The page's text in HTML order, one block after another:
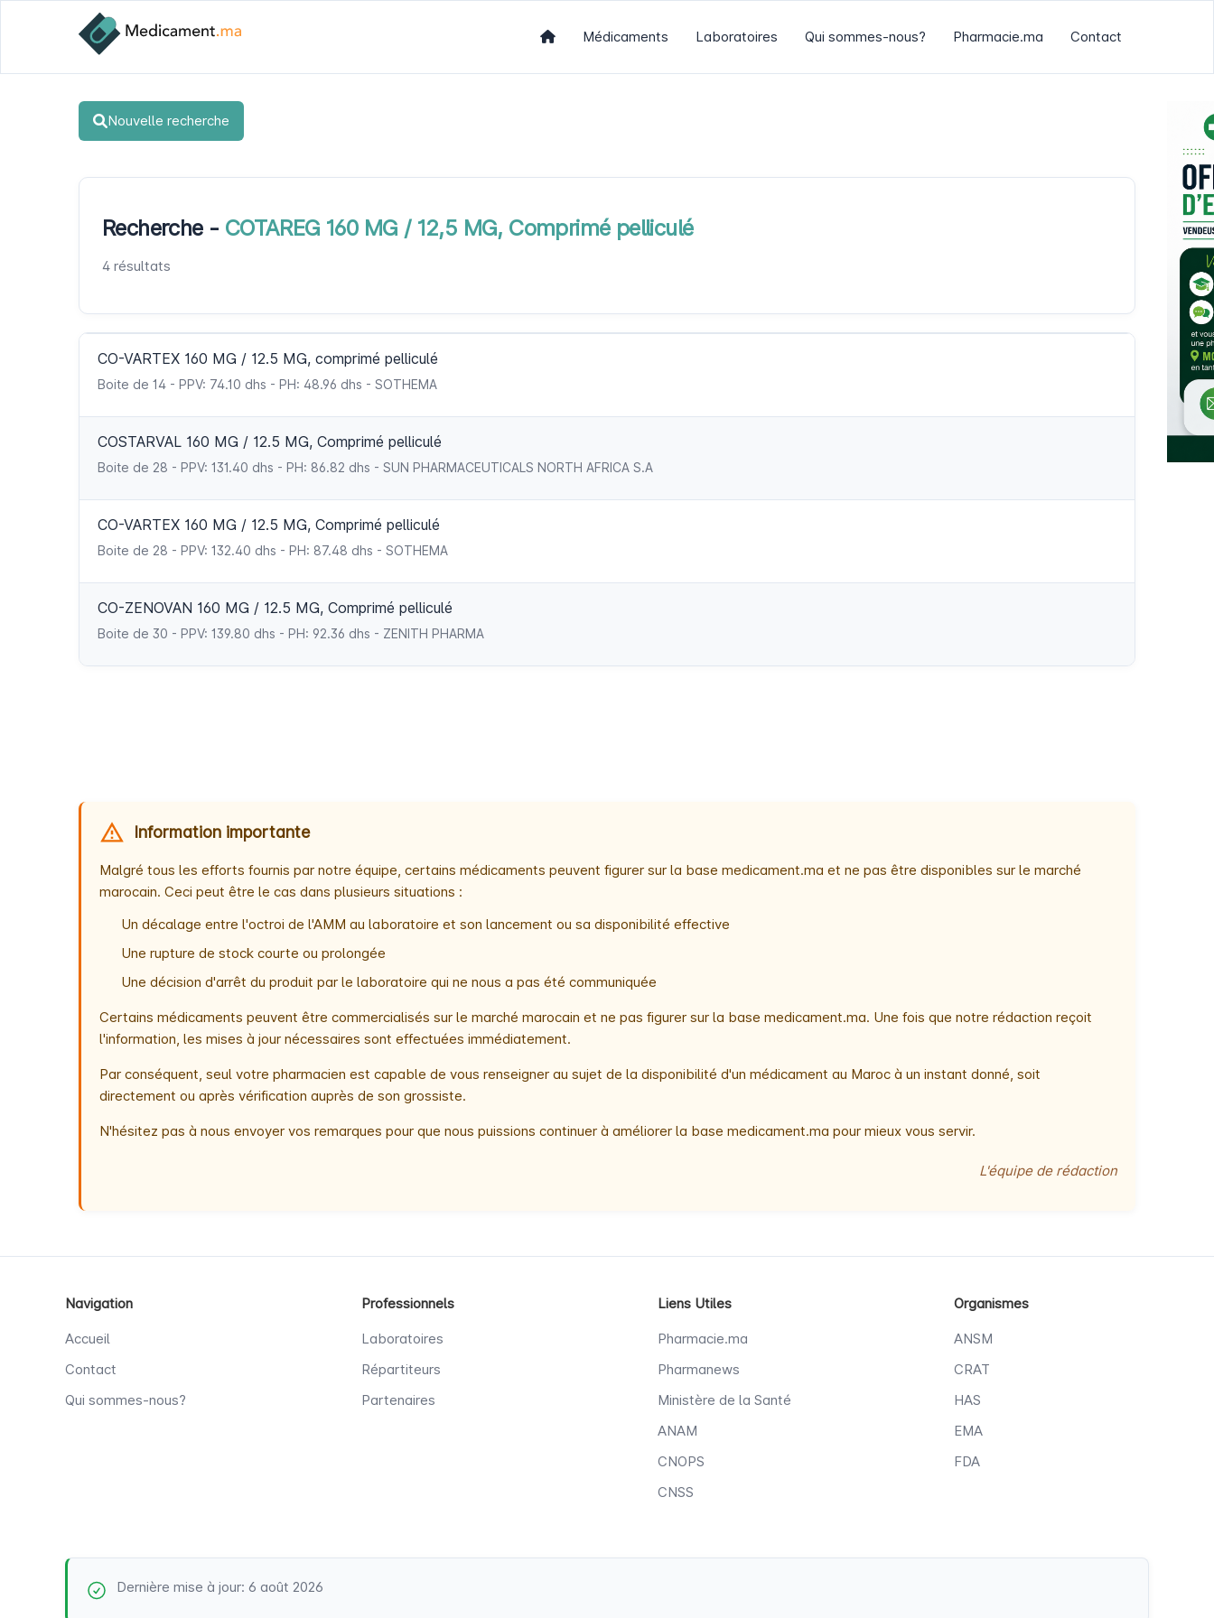
Médicaments Laboratoires Qui sommes-nous? Pharmacie.ma Contact
Nouvelle recherche
Recherche - COTAREG 160 MG / 12,5 MG, Comprimé pelliculé
4 résultats
CO-VARTEX 160 MG / 12.5 MG, comprimé pelliculé
Boite de 14 - PPV: 74.10 dhs - PH: 48.96 dhs - SOTHEMA
COSTARVAL 160 MG / 12.5 MG, Comprimé pelliculé
Boite de 28 - PPV: 131.40 dhs - PH: 86.82 dhs - SUN PHARMACEUTICALS NORTH AFRICA S.A
CO-VARTEX 160 MG / 12.5 MG, Comprimé pelliculé
Boite de 28 - PPV: 132.40 dhs - PH: 87.48 dhs - SOTHEMA
CO-ZENOVAN 160 MG / 12.5 MG, Comprimé pelliculé
Boite de 30 - PPV: 139.80 dhs - PH: 92.36 dhs - ZENITH PHARMA
Information importante
Malgré tous les efforts fournis par notre équipe, certains médicaments peuvent figurer sur la base medicament.ma et ne pas être disponibles sur le marché
marocain. Ceci peut être le cas dans plusieurs situations :
Un décalage entre l'octroi de l'AMM au laboratoire et son lancement ou sa disponibilité effective
Une rupture de stock courte ou prolongée
Une décision d'arrêt du produit par le laboratoire qui ne nous a pas été communiquée
Certains médicaments peuvent être commercialisés sur le marché marocain et ne pas figurer sur la base medicament.ma. Une fois que notre rédaction reçoit
l'information, les mises à jour nécessaires sont effectuées immédiatement.
Par conséquent, seul votre pharmacien est capable de vous renseigner au sujet de la disponibilité d'un médicament au Maroc à un instant donné, soit
directement ou après vérification auprès de son grossiste.
N'hésitez pas à nous envoyer vos remarques pour que nous puissions continuer à améliorer la base medicament.ma pour mieux vous servir.
L'équipe de rédaction
Navigation
Accueil
Contact
Qui sommes-nous?
Professionnels
Laboratoires
Répartiteurs
Partenaires
Liens Utiles
Pharmacie.ma
Pharmanews
Ministère de la Santé
ANAM
CNOPS
CNSS
Organismes
ANSM
CRAT
HAS
EMA
FDA
Dernière mise à jour: 6 août 2026